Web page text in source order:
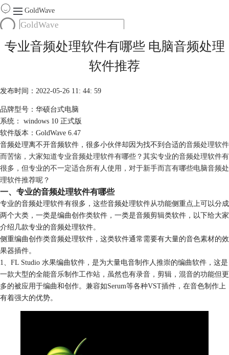
GoldWave
首页
产品
购买
专业音频处理软件有哪些 电脑音频处理
软件推荐
发布时间：2022-05-26 11: 44: 59
品牌型号：华硕台式电脑
系统： windows 10 正式版
软件版本：GoldWave 6.47
音频处理离不开音频软件，很多小伙伴却因为找不到合适的音频处理软件
而苦恼，大家知道专业音频处理软件有哪些？其实专业的音频处理软件有
很多，但专业的不一定适合所有人使用，对于新手而言有哪些电脑音频处
理软件推荐呢？
一、专业的音频处理软件有哪些
专业的音频处理软件有很多，这些音频处理软件从功能侧重点上可以分成
两个大类，一类是编曲创作类软件，一类是音频剪辑类软件，以下给大家
介绍几款专业的音频处理软件。
侧重编曲创作类音频处理软件，这类软件通常需要有大量的音色素材的效
果器插件。
1、FL Studio 水果编曲软件，是为大量电音制作人推崇的编曲软件，这是
一款大型的全能音乐制作工作站，虽然也有录音，剪辑，混音的功能但更
多的被应用于编曲和创作。兼容如Serum等各种VST插件，在音色制作上
有着强大的优势。